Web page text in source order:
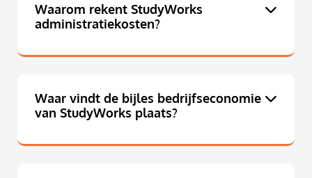
Waarom rekent StudyWorks
administratiekosten?
Waar vindt de bijles bedrijfseconomie
van StudyWorks plaats?